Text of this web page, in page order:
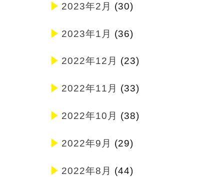
2023年2月 (30)
2023年1月 (36)
2022年12月 (23)
2022年11月 (33)
2022年10月 (38)
2022年9月 (29)
2022年8月 (44)